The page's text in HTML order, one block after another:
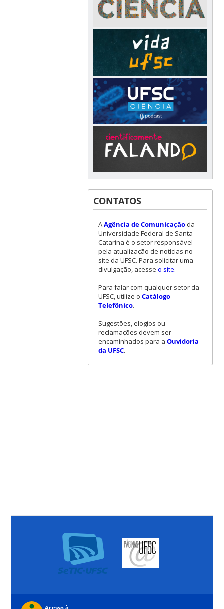
CONTATOS
AAgência de Comunicaçãoda
Universidade Federal de Santa
Catarina é o setor responsável
pela atualização de notícias no
site da UFSC. Para solicitar uma
divulgação, acesse o site.
Para falar com qualquer setor da
UFSC, utilize o Catálogo
Telefônico.
Sugestões, elogios ou
reclamações devem ser
encaminhados para a Ouvidoria
da UFSC.